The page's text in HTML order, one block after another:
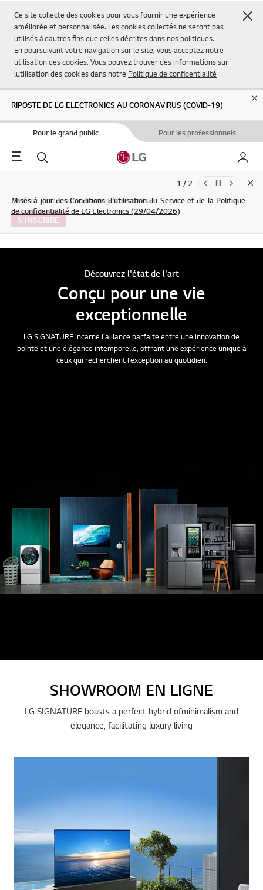
Ce site collecte des cookies pour vous fournir une expérience
améliorée et personnalisée. Les cookies collectés ne seront pas
utilisés à dautres fins que celles décrites dans nos politiques.
En poursuivant votre navigation sur le site, vous acceptez notre
utilisation des cookies. Vous pouvez trouver des informations sur
lutilisation des cookies dans notre Politique de confidentialité
RIPOSTE DE LG ELECTRONICS AU CORONAVIRUS (COVID-19)
Pour le grand public Pour les professionnels
Menu Rechercher Mon
Mises à jour des Conditions d'utilisation du Service et de la Politique
de confidentialité de LG Electronics (29/04/2026)
Profitez d'offres et d'avantages exclusifs
S'INSCRIRE
2 / 2
Découvrez l'état de l'art
Conçu pour une vie
exceptionnelle
LG SIGNATURE incarne l'alliance parfaite entre une innovation de
pointe et une élégance intemporelle, offrant une expérience unique à
ceux qui recherchent l’exception au quotidien.
SHOWROOM EN LIGNE
LG SIGNATURE boasts a perfect hybrid ofminimalism and
elegance, facilitating luxury living